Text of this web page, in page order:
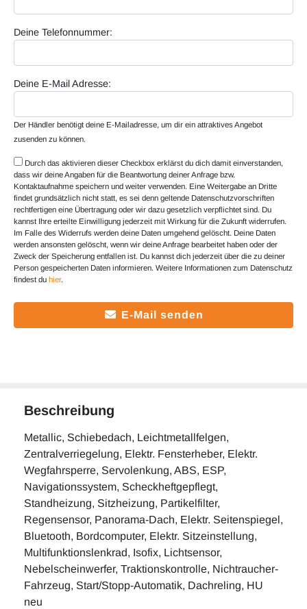
Deine Telefonnummer:
Deine E-Mail Adresse:
Der Händler benötigt deine E-Mailadresse, um dir ein attraktives Angebot
zusenden zu können.
Durch das aktivieren dieser Checkbox erklärst du dich damit einverstanden,
dass wir deine Angaben für die Beantwortung deiner Anfrage bzw.
Kontaktaufnahme speichern und weiter verwenden. Eine Weitergabe an Dritte
findet grundsätzlich nicht statt, es sei denn geltende Datenschutzvorschriften
rechtfertigen eine Übertragung oder wir dazu gesetzlich verpflichtet sind. Du
kannst Ihre erteilte Einwilligung jederzeit mit Wirkung für die Zukunft widerrufen.
Im Falle des Widerrufs werden deine Daten umgehend gelöscht. Deine Daten
werden ansonsten gelöscht, wenn wir deine Anfrage bearbeitet haben oder der
Zweck der Speicherung entfallen ist. Du kannst dich jederzeit über die zu deiner
Person gespeicherten Daten informieren. Weitere Informationen zum Datenschutz
findest du hier.
E-Mail senden
Beschreibung
Metallic, Schiebedach, Leichtmetallfelgen,
Zentralverriegelung, Elektr. Fensterheber, Elektr.
Wegfahrsperre, Servolenkung, ABS, ESP,
Navigationssystem, Scheckheftgepflegt,
Standheizung, Sitzheizung, Partikelfilter,
Regensensor, Panorama-Dach, Elektr. Seitenspiegel,
Bluetooth, Bordcomputer, Elektr. Sitzeinstellung,
Multifunktionslenkrad, Isofix, Lichtsensor,
Nebelscheinwerfer, Traktionskontrolle, Nichtraucher-
Fahrzeug, Start/Stopp-Automatik, Dachreling, HU
neu